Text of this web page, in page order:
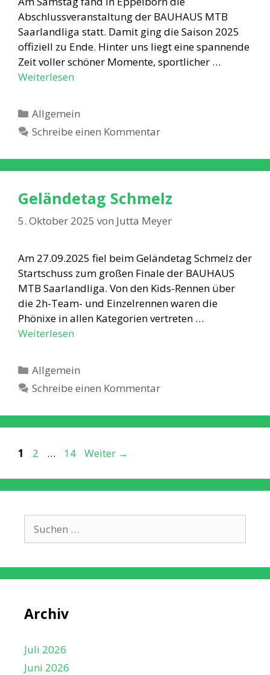
Abschlussveranstaltung der BAUHAUS MTB
Saarlandliga statt. Damit ging die Saison 2025
offiziell zu Ende. Hinter uns liegt eine spannende
Zeit voller schöner Momente, sportlicher …
Weiterlesen
Kategorien
Allgemein
Schreibe einen Kommentar
Geländetag Schmelz
5. Oktober 2025 von Jutta Meyer
Am 27.09.2025 fiel beim Geländetag Schmelz der
Startschuss zum großen Finale der BAUHAUS
MTB Saarlandliga. Von den Kids-Rennen über
die 2h-Team- und Einzelrennen waren die
Phönixe in allen Kategorien vertreten …
Weiterlesen
Kategorien
Allgemein
Schreibe einen Kommentar
Seite
1 Seite
2 … Seite
14 Weiter →
nach:
Archiv
Juli 2026
Juni 2026